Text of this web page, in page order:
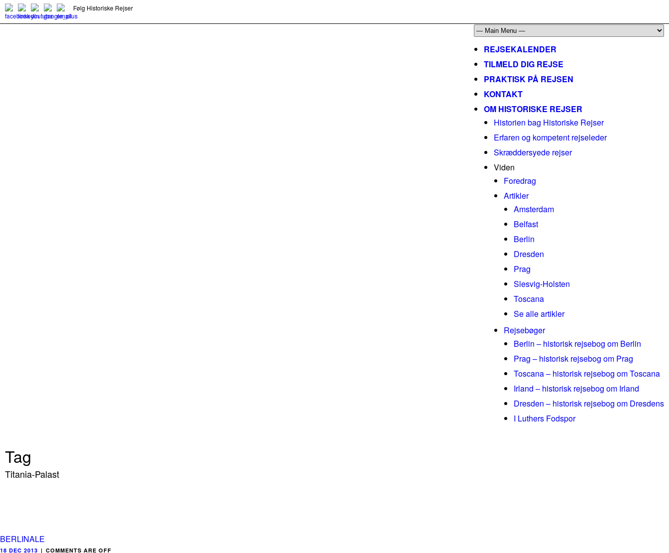
Følg Historiske Rejser
REJSEKALENDER
TILMELD DIG REJSE
PRAKTISK PÅ REJSEN
KONTAKT
OM HISTORISKE REJSER
Historien bag Historiske Rejser
Erfaren og kompetent rejseleder
Skræddersyede rejser
Viden
Foredrag
Artikler
Amsterdam
Belfast
Berlin
Dresden
Prag
Slesvig-Holsten
Toscana
Se alle artikler
Rejsebøger
Berlin – historisk rejsebog om Berlin
Prag – historisk rejsebog om Prag
Toscana – historisk rejsebog om Toscana
Irland – historisk rejsebog om Irland
Dresden – historisk rejsebog om Dresdens
I Luthers Fodspor
Tag
Titania-Palast
BERLINALE
18 DEC 2013 | COMMENTS ARE OFF